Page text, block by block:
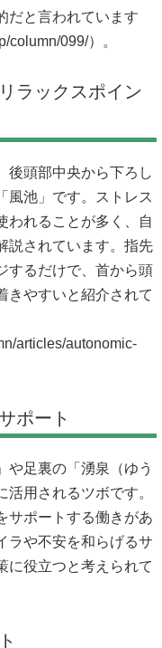
だと言われています
column/099/）。
ラックスポイン
後頭部中央から下ろし
風池」です。ストレス
われることが多く、自
説されています。指先
するだけで、首から頭
きやすいと紹介されて
articles/autonomic-
ポート
や足裏の「湧泉（ゆう
用されるツボです。
サポートする働きがあ
ラや不安を和らげるサ
に役立つと考えられて